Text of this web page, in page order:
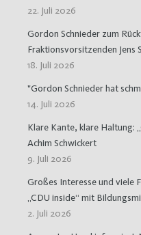
22. Juli 2026
Gordon Schnieder zum
Fraktionsvorsitzenden Jens
18. Juli 2026
"Gordon Schnieder hat
14. Juli 2026
Klare Kante, klare Haltung:
Achim Schwickert
9. Juli 2026
Großes Interesse und viele
„CDU inside“ mit
2. Juli 2026